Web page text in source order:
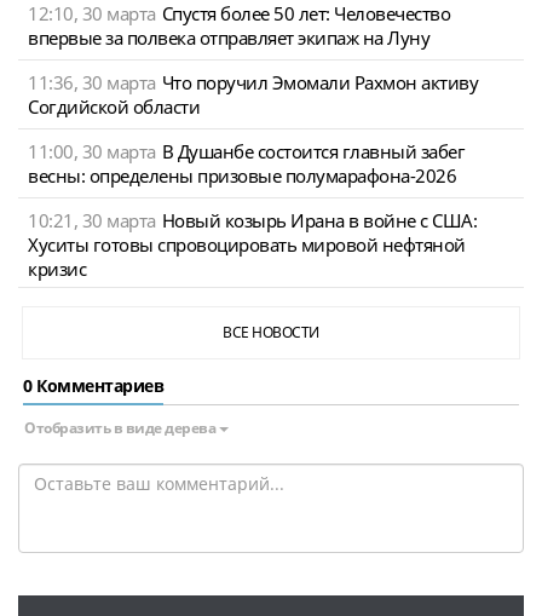
12:10, 30 марта Спустя более 50 лет: Человечество
впервые за полвека отправляет экипаж на Луну
11:36, 30 марта Что поручил Эмомали Рахмон активу
Согдийской области
11:00, 30 марта В Душанбе состоится главный забег
весны: определены призовые полумарафона-2026
10:21, 30 марта Новый козырь Ирана в войне с США:
Хуситы готовы спровоцировать мировой нефтяной
кризис
ВСЕ НОВОСТИ
0 Комментариев
Отобразить в виде дерева